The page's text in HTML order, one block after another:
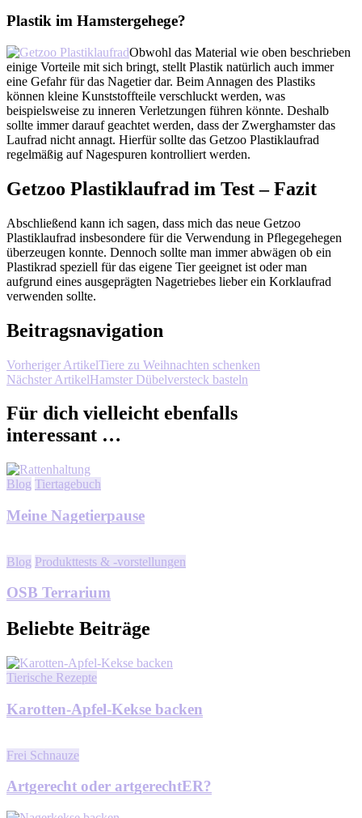
Plastik im Hamstergehege?
Obwohl das Material wie oben beschrieben
einige Vorteile mit sich bringt, stellt Plastik natürlich auch immer
eine Gefahr für das Nagetier dar. Beim Annagen des Plastiks
können kleine Kunststoffteile verschluckt werden, was
beispielsweise zu inneren Verletzungen führen könnte. Deshalb
sollte immer darauf geachtet werden, dass der Zwerghamster das
Laufrad nicht annagt. Hierfür sollte das Getzoo Plastiklaufrad
regelmäßig auf Nagespuren kontrolliert werden.
Getzoo Plastiklaufrad im Test – Fazit
Abschließend kann ich sagen, dass mich das neue Getzoo
Plastiklaufrad insbesondere für die Verwendung in Pflegegehegen
überzeugen konnte. Dennoch sollte man immer abwägen ob ein
Plastikrad speziell für das eigene Tier geeignet ist oder man
aufgrund eines ausgeprägten Nagetriebes lieber ein Korklaufrad
verwenden sollte.
Beitragsnavigation
Vorheriger ArtikelTiere zu Weihnachten schenken
Nächster ArtikelHamster Dübelversteck basteln
Für dich vielleicht ebenfalls
interessant …
Blog Tiertagebuch
Meine Nagetierpause
Blog Produkttests & -vorstellungen
OSB Terrarium
Beliebte Beiträge
Tierische Rezepte
Karotten-Apfel-Kekse backen
Frei Schnauze
Artgerecht oder artgerechtER?